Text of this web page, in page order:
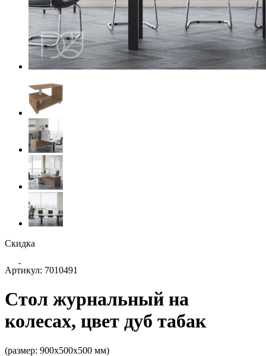
Скидка
Артикул: 7010491
Стол журнальный на
колесах, цвет дуб табак
(размер: 900х500х500 мм)